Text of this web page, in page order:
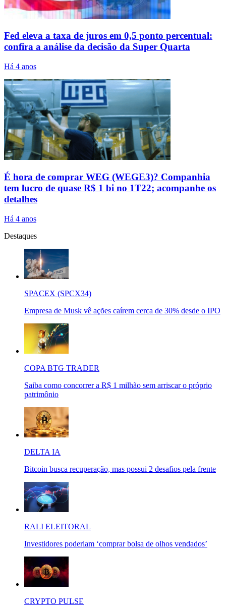
Fed eleva a taxa de juros em 0,5 ponto percentual:
confira a análise da decisão da Super Quarta
Há 4 anos
É hora de comprar WEG (WEGE3)? Companhia
tem lucro de quase R$ 1 bi no 1T22; acompanhe os
detalhes
Há 4 anos
Destaques
SPACEX (SPCX34)
Empresa de Musk vê ações caírem cerca de 30% desde o IPO
COPA BTG TRADER
Saiba como concorrer a R$ 1 milhão sem arriscar o próprio
patrimônio
DELTA IA
Bitcoin busca recuperação, mas possui 2 desafios pela frente
RALI ELEITORAL
Investidores poderiam ‘comprar bolsa de olhos vendados’
CRYPTO PULSE